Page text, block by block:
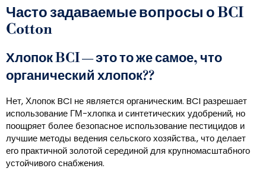
Часто задаваемые вопросы о BCI
Cotton
Хлопок BCI — это то же самое, что
органический хлопок??
Нет, Хлопок BCI не является органическим. BCI разрешает
использование ГМ-хлопка и синтетических удобрений, но
поощряет более безопасное использование пестицидов и
лучшие методы ведения сельского хозяйства., что делает
его практичной золотой серединой для крупномасштабного
устойчивого снабжения.